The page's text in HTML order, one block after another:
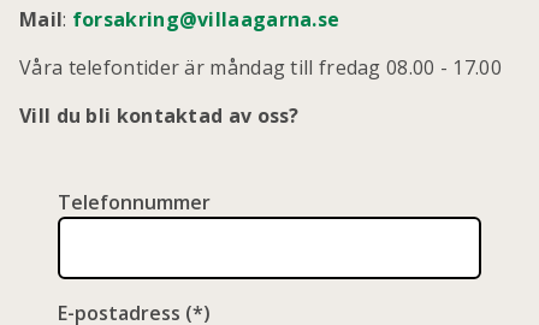
Mail: forsakring@villaagarna.se
Våra telefontider är måndag till fredag 08.00 - 17.00
Vill du bli kontaktad av oss?
Telefonnummer
E-postadress